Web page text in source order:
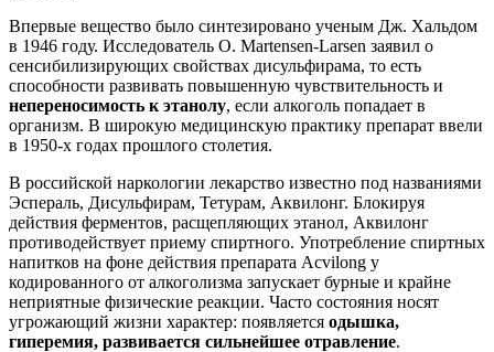
Впервые вещество было синтезировано ученым Дж. Хальдом
в 1946 году. Исследователь О. Martensen-Larsen заявил о
сенсибилизирующих свойствах дисульфирама, то есть
способности развивать повышенную чувствительность и
непереносимость к этанолу, если алкоголь попадает в
организм. В широкую медицинскую практику препарат ввели
в 1950-х годах прошлого столетия.
В российской наркологии лекарство известно под названиями
Эспераль, Дисульфирам, Тетурам, Аквилонг. Блокируя
действия ферментов, расщепляющих этанол, Аквилонг
противодействует приему спиртного. Употребление спиртных
напитков на фоне действия препарата Acvilong у
кодированного от алкоголизма запускает бурные и крайне
неприятные физические реакции. Часто состояния носят
угрожающий жизни характер: появляется одышка,
гиперемия, развивается сильнейшее отравление.